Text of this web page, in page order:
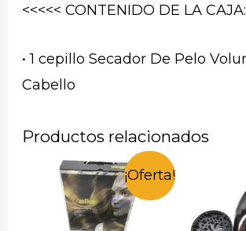
<<<<< CONTENIDO DE LA
• 1 cepillo Secador De Pelo
Cabello
Productos relacionados
¡Oferta!